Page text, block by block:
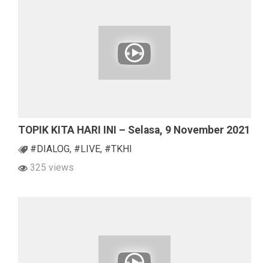
TOPIK KITA HARI INI – Selasa, 9 November 2021
#DIALOG, #LIVE, #TKHI
325 views